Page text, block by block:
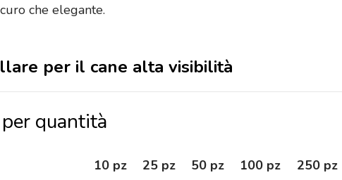
che elegante.
per il cane alta visibilità
quantità
10 pz 25 pz 50 pz 100 pz 250 pz